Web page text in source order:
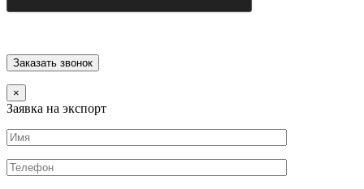
×
Заявка на экспорт